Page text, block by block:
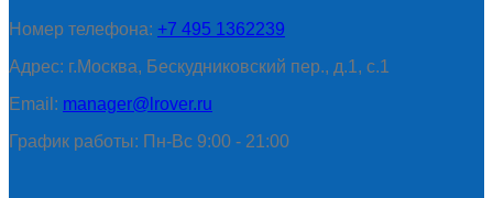
Номер телефона: +7 495 1362239
Адрес: г.Москва, Бескудниковский пер., д.1, с.1
Email: manager@lrover.ru
График работы: Пн-Вс 9:00 - 21:00